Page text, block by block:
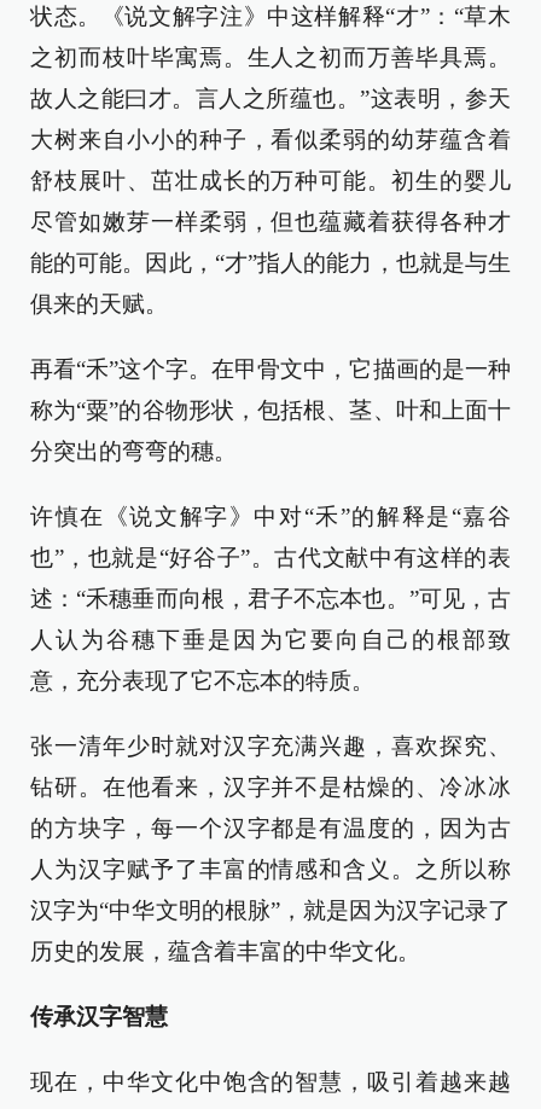
状态。《说文解字注》中这样解释“才”：“草木
之初而枝叶毕寓焉。生人之初而万善毕具焉。
故人之能曰才。言人之所蕴也。”这表明，参天
大树来自小小的种子，看似柔弱的幼芽蕴含着
舒枝展叶、茁壮成长的万种可能。初生的婴儿
尽管如嫩芽一样柔弱，但也蕴藏着获得各种才
能的可能。因此，“才”指人的能力，也就是与生
俱来的天赋。
再看“禾”这个字。在甲骨文中，它描画的是一种
称为“粟”的谷物形状，包括根、茎、叶和上面十
分突出的弯弯的穗。
许慎在《说文解字》中对“禾”的解释是“嘉谷
也”，也就是“好谷子”。古代文献中有这样的表
述：“禾穗垂而向根，君子不忘本也。”可见，古
人认为谷穗下垂是因为它要向自己的根部致
意，充分表现了它不忘本的特质。
张一清年少时就对汉字充满兴趣，喜欢探究、
钻研。在他看来，汉字并不是枯燥的、冷冰冰
的方块字，每一个汉字都是有温度的，因为古
人为汉字赋予了丰富的情感和含义。之所以称
汉字为“中华文明的根脉”，就是因为汉字记录了
历史的发展，蕴含着丰富的中华文化。
传承汉字智慧
现在，中华文化中饱含的智慧，吸引着越来越